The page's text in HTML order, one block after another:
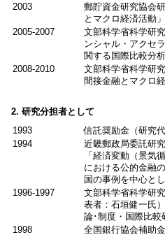
2003
郵貯資金研究協会
とマクロ経済活動」
2005-2007
文部科学省科学研
ンシャル・アクセ
関する国際比較分
2008-2010
文部科学省科学研
間接金融とマクロ
2. 研究分担者として
1993
信託奨励金（研究
1994
近畿郵政局委託研
「経済変動（景気
における公的金融
国の事例を中心とし
1996-1997
文部科学省科学研
表者：石垣健一氏
論･制度・国際比
1998
全国銀行協会補助